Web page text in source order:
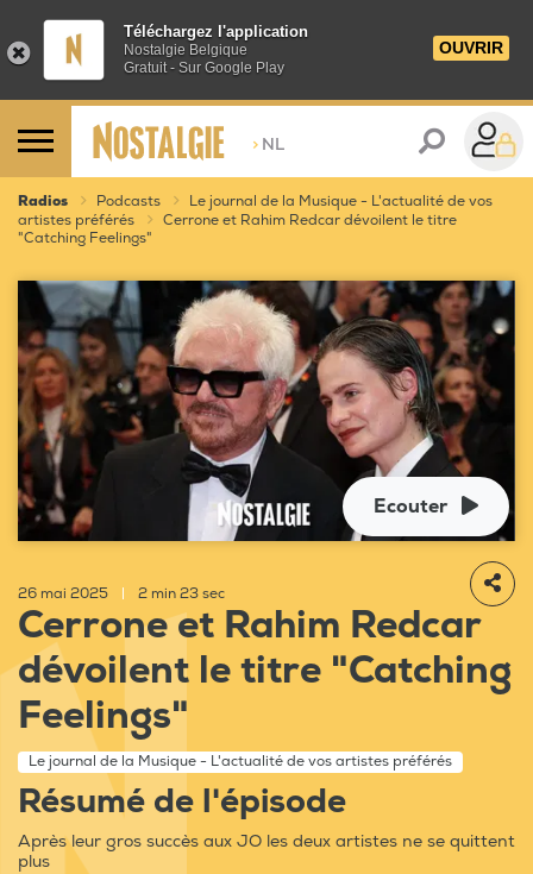
Téléchargez l'application
Nostalgie Belgique
Gratuit - Sur Google Play
OUVRIR
> NL
Radios Podcasts
Le journal de la Musique - L'actualité de vos
artistes préférés
Cerrone et Rahim Redcar dévoilent le titre
"Catching Feelings"
Ecouter
26 mai 2025 2 min 23 sec
Cerrone et Rahim Redcar
dévoilent le titre "Catching
Feelings"
Le journal de la Musique - L'actualité de vos artistes préférés
Résumé de l'épisode
Après leur gros succès aux JO les deux artistes ne se quittent
plus